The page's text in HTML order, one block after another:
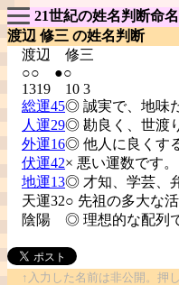
21世紀の姓名判断命
渡辺 修三 の姓名判断
渡辺 修三
○○ ●○
1319 10 3
総運45◎ 誠実で、地味
人運29◎ 勘良く、世渡
外運16◎ 他人に良くす
伏運42× 悪い運数です。
地運13◎ 才知、学芸、
天運32○ 先祖の多大な活
陰陽 ◎ 理想的な配列
↑入力した名前は非公開。押